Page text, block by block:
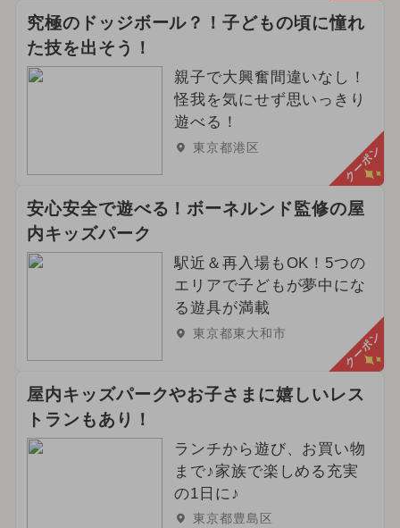
究極のドッジボール？！子どもの頃に憧れ
た技を出そう！
親子で大興奮間違いなし！
怪我を気にせず思いっきり
遊べる！
東京都港区 クーポン
安心安全で遊べる！ボーネルンド監修の屋
内キッズパーク
駅近＆再入場もOK！5つの
エリアで子どもが夢中にな
る遊具が満載
東京都東大和市 クーポン
屋内キッズパークやお子さまに嬉しいレス
トランもあり！
ランチから遊び、お買い物
まで♪家族で楽しめる充実
の1日に♪
東京都豊島区